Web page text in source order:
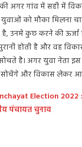
की अगर गांव में सही में
को मौका मिलना
उनमे कुछ करने की ऊर्जा
होती है और वह
है। अगर युवा नेता
और विकास लेकर
Election
पंचायत चुनाव